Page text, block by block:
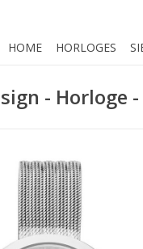
HOME HORLOGES
- Horloge